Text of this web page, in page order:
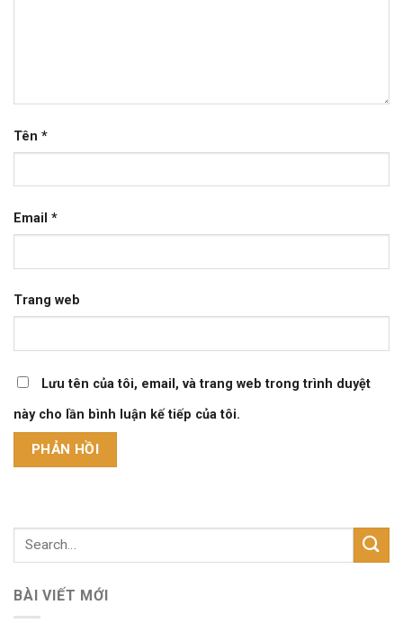
Tên *
Email *
Trang web
Lưu tên của tôi, email, và trang web trong trình duyệt
này cho lần bình luận kế tiếp của tôi.
BÀI VIẾT MỚI